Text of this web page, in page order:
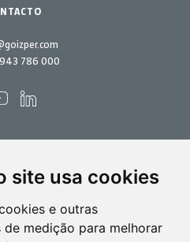
site usa cookies
e outras
medição para melhorar
786 000